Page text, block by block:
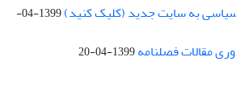
سیاسی به سایت جدید (کلیک کنید)
1399-04-
مقالات فصلنامه1399-04-20